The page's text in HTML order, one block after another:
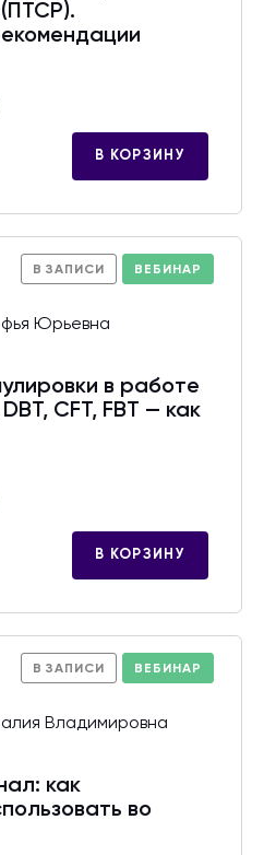
В КОРЗИНУ
В ЗАПИСИ ВЕБИНАР
Юрьевна
в работе
CFT, FBT — как
В КОРЗИНУ
В ЗАПИСИ ВЕБИНАР
Владимировна
как
во